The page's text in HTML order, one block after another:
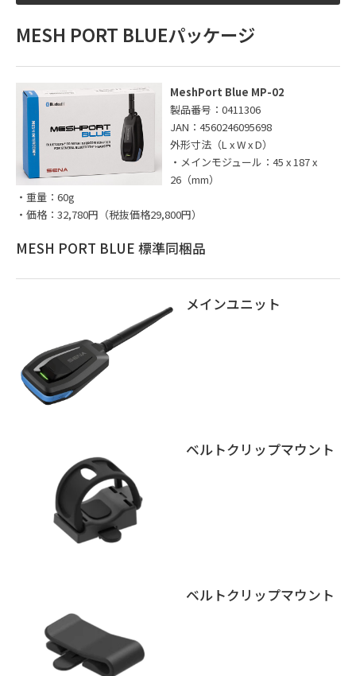
MESH PORT BLUEパッケージ
MeshPort Blue MP-02
製品番号：0411306
JAN：4560246095698
外形寸法（L x W x D）
・メインモジュール：45 x 187 x
26（mm）
・重量：60g
・価格：32,780円（税抜価格29,800円）
MESH PORT BLUE 標準同梱品
メインユニット
ベルトクリップマウント
ベルトクリップマウント